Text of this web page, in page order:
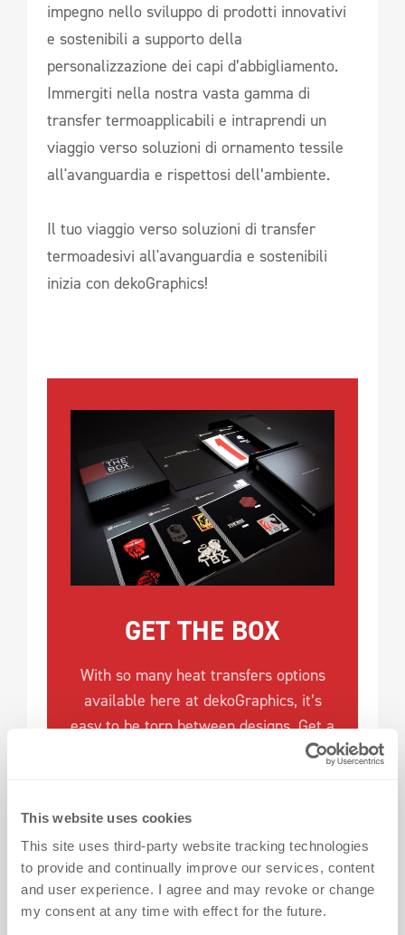
This website uses cookies
This site uses third-party website tracking technologies
to provide and continually improve our services, content
and user experience. I agree and may revoke or change
my consent at any time with effect for the future.
impegno nello sviluppo di prodotti innovativi
e sostenibili a supporto della
personalizzazione dei capi d’abbigliamento.
Immergiti nella nostra vasta gamma di
transfer termoapplicabili e intraprendi un
viaggio verso soluzioni di ornamento tessile
all'avanguardia e rispettosi dell’ambiente.
Il tuo viaggio verso soluzioni di transfer
termoadesivi all'avanguardia e sostenibili
inizia con dekoGraphics!
GET THE BOX
With so many heat transfers options
available here at dekoGraphics, it’s
easy to be torn between designs. Get a
closer look by ordering FREE* samples
*Please note our offer is exclusively for business
customers.